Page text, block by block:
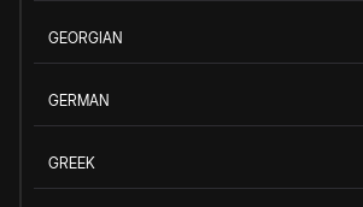
GEORGIAN
GERMAN
GREEK